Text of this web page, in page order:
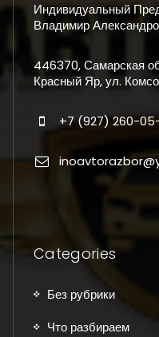
Индивидуальный
Владимир
446370, Самарская
Красный Яр, ул.
+7 (927) 260-
Categories
Без рубрики
Что разбираем